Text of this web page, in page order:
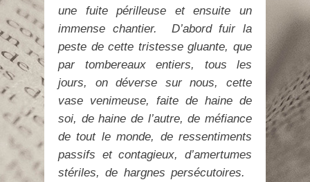
une fuite périlleuse et ensuite un
immense chantier. D’abord fuir la
peste de cette tristesse gluante, que
par tombereaux entiers, tous les
jours, on déverse sur nous, cette
vase venimeuse, faite de haine de
soi, de haine de l’autre, de méfiance
de tout le monde, de ressentiments
passifs et contagieux, d’amertumes
stériles, de hargnes persécutoires.